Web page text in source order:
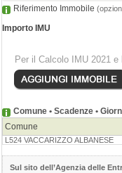
Riferimento Immobile
Importo IMU
Per il Calcolo IMU 2021
Comune • Scadenze •
Comune
L524 VACCARIZZO ALBANESE
Sul sito dell’Agenzia delle